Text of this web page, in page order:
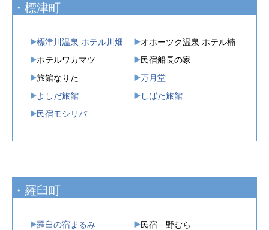
・標津町
標津川温泉 ホテル川畑
ホテルワカマツ
旅館なりた
よしだ旅館
民宿モシリバ
オホーツク温泉 ホテル楠
民宿船長の家
万月堂
しばた旅館
・羅臼町
羅臼の宿まるみ
民宿 野むら